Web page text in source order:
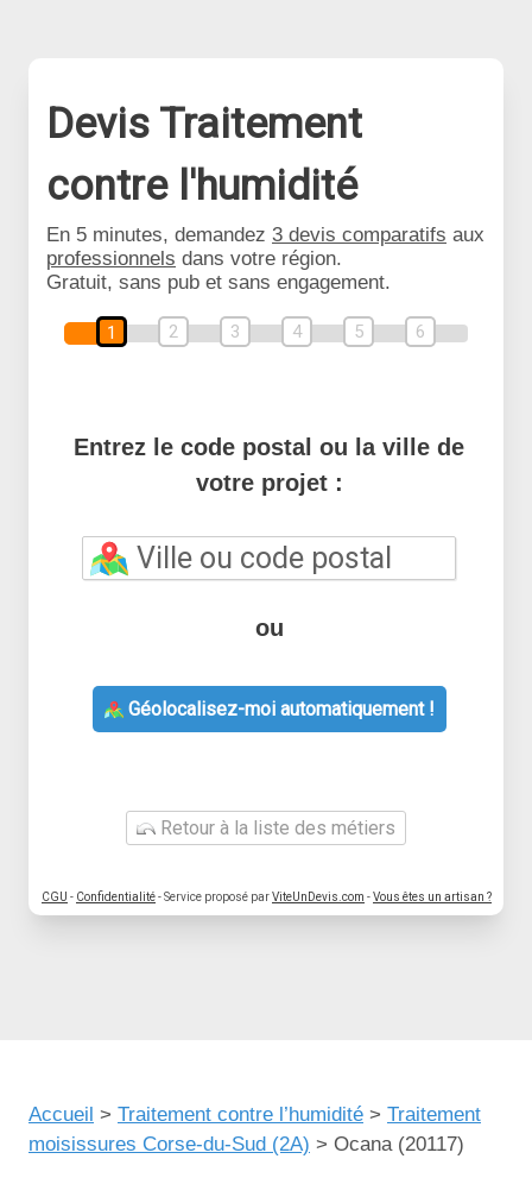
Devis Traitement
contre l'humidité
En 5 minutes, demandez 3 devis comparatifs aux
professionnels dans votre région.
Gratuit, sans pub et sans engagement.
1 2 3 4 5 6
Entrez le code postal ou la ville de
votre projet :
ou
Géolocalisez-moi automatiquement !
Retour à la liste des métiers
CGU - Confidentialité- Service proposé parViteUnDevis.com -Vous êtes un artisan ?
Accueil > Traitement contre l’humidité > Traitement
moisissures Corse-du-Sud (2A) > Ocana (20117)